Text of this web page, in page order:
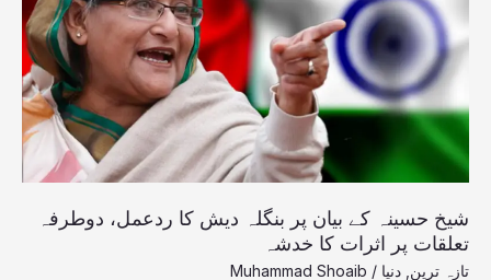
شیخ حسینہ کے بیان پر بنگلہ دیش کا ردعمل، دوطرفہ
تعلقات پر اثرات کا خدشہ
تازہ ترین دنیا /
Muhammad Shoaib
بنگلہ
دیش
ردعمل،
دوطرفہ
تعلقات
پر
اثرات
خدشہ